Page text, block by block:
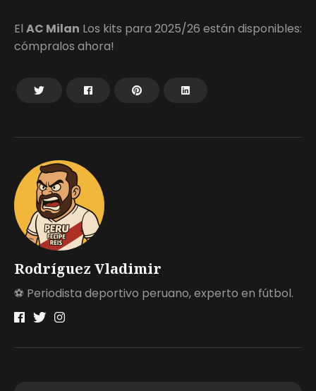
Rodríguez Vladimir
⚽ Periodista deportivo peruano, experto en fútbol.
El AC Milan Los kits para 2025/26 están disponibles:
cómpralos ahora!